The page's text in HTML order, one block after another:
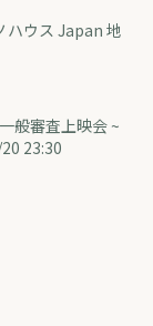
ハウス Japan 地
般審査上映会 ~
23:30